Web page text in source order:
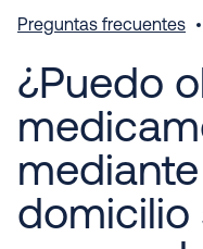
Preguntas frecuentes
¿Puedo
domicilio